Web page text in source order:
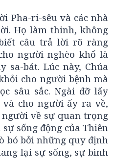
Pha-ri-sêu và các nhà
Họ làm thinh, không
câu trả lời rõ ràng
người nghèo khổ là
sa-bát. Lúc này, Chúa
cho người bệnh mà
sâu sắc. Ngài đỡ lấy
cho người ấy ra về,
về sự quan trọng
sống động của Thiên
bó bởi những quy định
lại sự sống, sự bình